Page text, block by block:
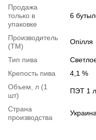
Продажа
только в
упаковке
6
Производитель
(ТМ)
Опілля
Тип пива
Крепость пива
4,1 %
Объем, л (1
шт)
ПЭТ 1 л
Страна
производства
Украина